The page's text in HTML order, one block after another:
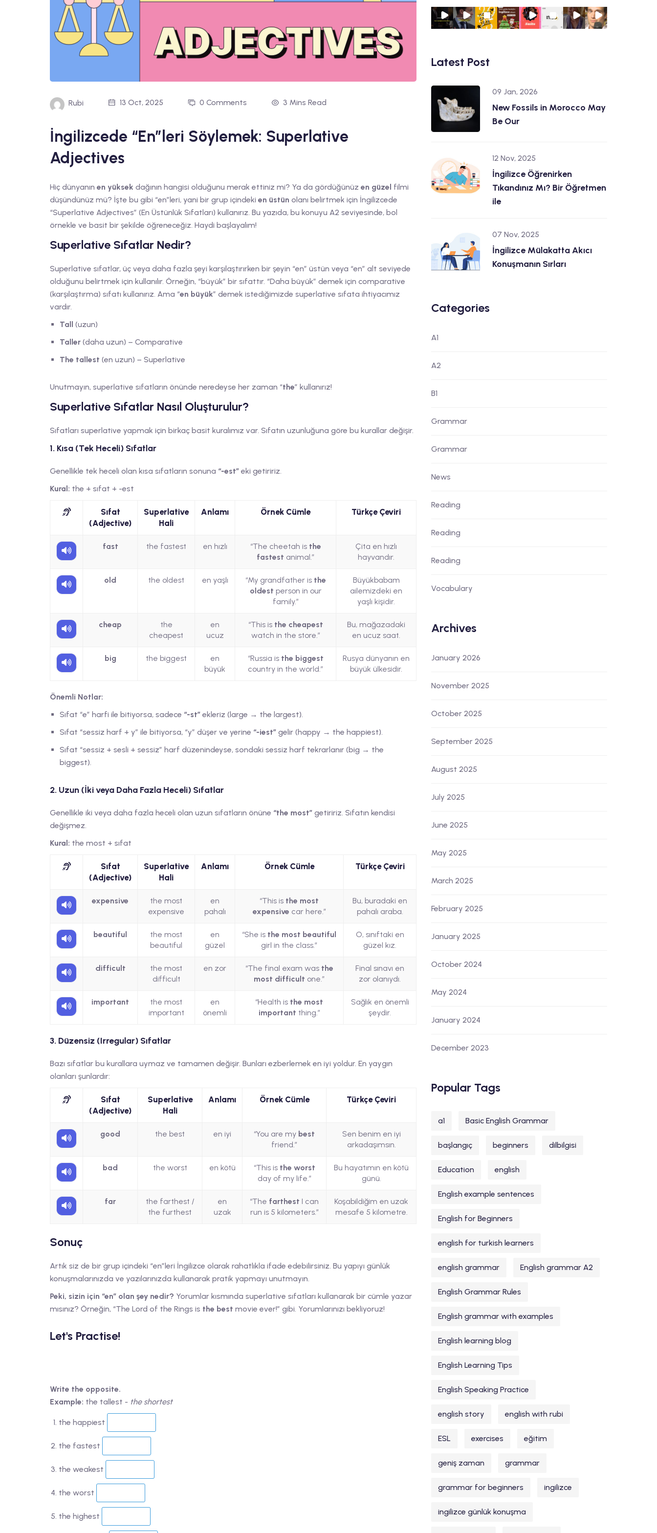
Rubi 13 Oct, 2025 0 Comments 3 Mins Read
İngilizcede “En”leri Söylemek: Superlative
Adjectives
Hiç dünyanın en yüksek dağının hangisi olduğunu merak ettiniz mi? Ya da gördüğünüz en güzel filmi
düşündünüz mü? İşte bu gibi “en”leri, yani bir grup içindeki en üstün olanı belirtmek için İngilizcede
“Superlative Adjectives” (En Üstünlük Sıfatları) kullanırız. Bu yazıda, bu konuyu A2 seviyesinde, bol
örnekle ve basit bir şekilde öğreneceğiz. Haydi başlayalım!
Superlative Sıfatlar Nedir?
Superlative sıfatlar, üç veya daha fazla şeyi karşılaştırırken bir şeyin “en” üstün veya “en” alt seviyede
olduğunu belirtmek için kullanılır. Örneğin, “büyük” bir sıfattır. “Daha büyük” demek için comparative
(karşılaştırma) sıfatı kullanırız. Ama “en büyük” demek istediğimizde superlative sıfata ihtiyacımız
vardır.
Tall
(uzun)
Taller (daha uzun) – Comparative
The tallest (en uzun) – Superlative
Unutmayın, superlative sıfatların önünde neredeyse her zaman “the” kullanırız!
Superlative Sıfatlar Nasıl Oluşturulur?
Sıfatları superlative yapmak için birkaç basit kuralımız var. Sıfatın uzunluğuna göre bu kurallar değişir.
1. Kısa (Tek Heceli) Sıfatlar
Genellikle tek heceli olan kısa sıfatların sonuna “-est” eki getiririz.
Kural: the + sıfat + -est
Sıfat
(Adjective)
Superlative
Hali
Anlamı Örnek Cümle Türkçe Çeviri
fast the fastest en hızlı “The cheetah is the
fastest animal.”
Çita en hızlı
hayvandır.
old the oldest en yaşlı “My grandfather is the
oldest person in our
family.”
Büyükbabam
ailemizdeki en
yaşlı kişidir.
cheap
the
cheapest
en
ucuz
“This is the cheapest
watch in the store.”
Bu, mağazadaki
en ucuz saat.
big the biggest
en
büyük
“Russia is the biggest
country in the world.”
Rusya dünyanın en
büyük ülkesidir.
Önemli Notlar:
Sıfat “e” harfi ile bitiyorsa, sadece “-st” ekleriz (large → the largest).
Sıfat “sessiz harf + y” ile bitiyorsa, “y” düşer ve yerine “-iest” gelir (happy → the happiest).
Sıfat “sessiz + sesli + sessiz” harf düzenindeyse, sondaki sessiz harf tekrarlanır (big → the
biggest).
2. Uzun (İki veya Daha Fazla Heceli) Sıfatlar
Genellikle iki veya daha fazla heceli olan uzun sıfatların önüne “the most” getiririz. Sıfatın kendisi
değişmez.
Kural: the most + sıfat
Sıfat
(Adjective)
Superlative
Hali
Anlamı Örnek Cümle Türkçe Çeviri
expensive
the most
expensive
en
pahalı
“This is the most
expensive car here.”
Bu, buradaki en
pahalı araba.
beautiful
the most
beautiful
en
güzel
“She is the most beautiful
girl in the class.”
O, sınıftaki en
güzel kız.
difficult
the most
difficult
en zor “The final exam was the
most difficult one.”
Final sınavı en
zor olanıydı.
important
the most
important
en
önemli
“Health is the most
important thing.”
Sağlık en önemli
şeydir.
3. Düzensiz (Irregular) Sıfatlar
Bazı sıfatlar bu kurallara uymaz ve tamamen değişir. Bunları ezberlemek en iyi yoldur. En yaygın
olanları şunlardır:
Sıfat
(Adjective)
Superlative
Hali
Anlamı Örnek Cümle Türkçe Çeviri
good the best en iyi “You are my best
friend.”
Sen benim en iyi
arkadaşımsın.
bad the worst en kötü “This is the worst
day of my life.”
Bu hayatımın en kötü
günü.
far
the farthest /
the furthest
en
uzak
“The farthest I can
run is 5 kilometers.”
Koşabildiğim en uzak
mesafe 5 kilometre.
Sonuç
Artık siz de bir grup içindeki “en”leri İngilizce olarak rahatlıkla ifade edebilirsiniz. Bu yapıyı günlük
konuşmalarınızda ve yazılarınızda kullanarak pratik yapmayı unutmayın.
Peki, sizin için “en” olan şey nedir? Yorumlar kısmında superlative sıfatları kullanarak bir cümle yazar
mısınız? Örneğin, “The Lord of the Rings is the best movie ever!” gibi. Yorumlarınızı bekliyoruz!
Let's Practise!
Write the opposite.
Example: the tallest - the shortest
the happiest
the fastest
the weakest
the worst
the highest
Latest Post
09 Jan, 2026
New Fossils in Morocco May
Be Our
12 Nov, 2025
İngilizce Öğrenirken
Tıkandınız Mı? Bir Öğretmen
ile
07 Nov, 2025
İngilizce Mülakatta Akıcı
Konuşmanın Sırları
Categories
A1
A2
B1
Grammar
Grammar
News
Reading
Reading
Reading
Vocabulary
Archives
January 2026
November 2025
October 2025
September 2025
August 2025
July 2025
June 2025
May 2025
March 2025
February 2025
January 2025
October 2024
May 2024
January 2024
December 2023
Popular Tags
a1 Basic English Grammar
başlangıç beginners dilbilgisi
Education english
English example sentences
English for Beginners
english for turkish learners
english grammar English grammar A2
English Grammar Rules
English grammar with examples
English learning blog
English Learning Tips
English Speaking Practice
english story english with rubi
ESL exercises eğitim
geniş zaman grammar
grammar for beginners ingilizce
ingilizce günlük konuşma